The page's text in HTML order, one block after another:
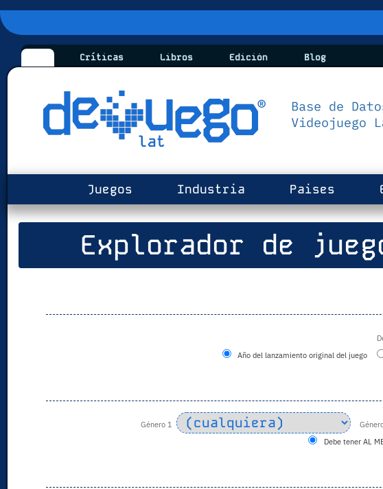
Críticas Libros Edición Blog
Juegos Industria Paises
Explorador de
Año del lanzamiento original del juego
Género 1
Debe tener AL